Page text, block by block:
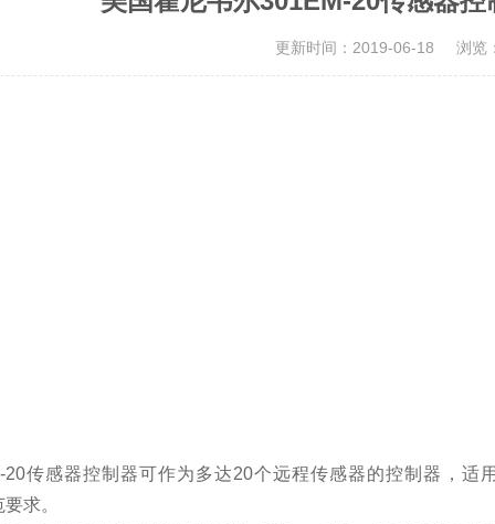
更新时间：2019-06-18 浏览
传感器控制器可作为多达20个远程传感器的控制器，
求。